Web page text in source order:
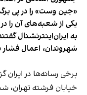
«جین وست» را در پی
یکی از شعبه‌های آن را
به ایران‌اینترنشنال
شهروندان، اعمال فشار
برخی رسانه‌ها در